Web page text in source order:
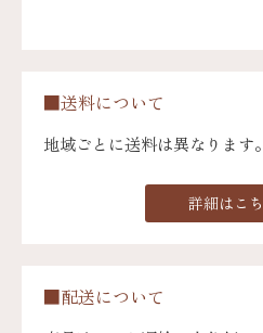
■送料について
地域ごとに送料は異なります。
詳細はこ
■配送について